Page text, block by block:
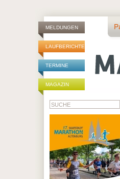
MELDUNGEN
LAUFBERICHTE
TERMINE
MAGAZIN